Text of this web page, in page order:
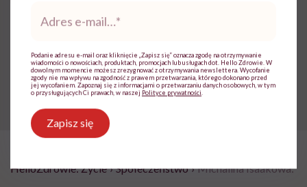
Powiązane tematy:
Kobiety mężczyzna
HelloZdrowie: Życie › Społeczeństwo › Michalina Isaakowa:
mail*
Podanie adresu e-mail oraz kliknięcie „Zapisz się” oznacza zgodę na otrzymywanie
wiadomości o nowościach, produktach, promocjach lub usługach dot. Hello Zdrowie. W
dowolnym momencie możesz zrezygnować z otrzymywania newslettera. Wycofanie
zgody nie ma wpływu na zgodność z prawem przetwarzania, którego dokonano przed
jej wycofaniem. Zapoznaj się z informacjami o przetwarzaniu danych osobowych, w tym
o przysługujących Ci prawach, w naszej Polityce prywatności
Zapisz się